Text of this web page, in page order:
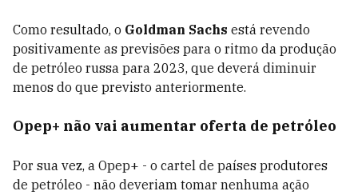
Como resultado, o Goldman Sachs está revendo
positivamente as previsões para o ritmo da produção
de petróleo russa para 2023, que deverá diminuir
menos do que previsto anteriormente.
Opep+ não vai aumentar oferta de petróleo
Por sua vez, a Opep+ - o cartel de países produtores
de petróleo - não deveriam tomar nenhuma ação